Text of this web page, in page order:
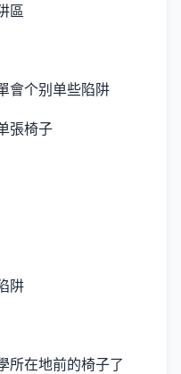
區
會个别单些陷阱
張椅子
阱
所在地前的椅子了